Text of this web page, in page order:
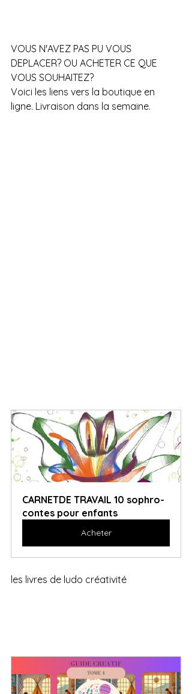
VOUS N'AVEZ PAS PU VOUS
DEPLACER? OU ACHETER CE QUE
VOUS SOUHAITEZ?
Voici les liens vers la boutique en
ligne. Livraison dans la semaine.
CARNETDE TRAVAIL 10 sophro-
contes pour enfants
Acheter
les livres de ludo créativité